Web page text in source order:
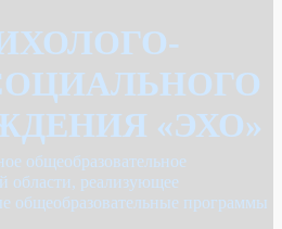
«ЭХО»
общеобразовательное
области, реализующее
общеобразовательные программы